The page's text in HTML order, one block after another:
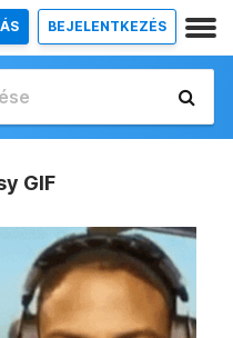
BEJELENTKEZÉS
GIF